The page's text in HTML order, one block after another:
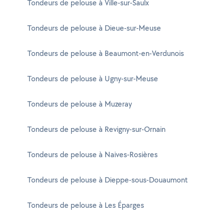
Tondeurs de pelouse à Ville-sur-Saulx
Tondeurs de pelouse à Dieue-sur-Meuse
Tondeurs de pelouse à Beaumont-en-Verdunois
Tondeurs de pelouse à Ugny-sur-Meuse
Tondeurs de pelouse à Muzeray
Tondeurs de pelouse à Revigny-sur-Ornain
Tondeurs de pelouse à Naives-Rosières
Tondeurs de pelouse à Dieppe-sous-Douaumont
Tondeurs de pelouse à Les Éparges